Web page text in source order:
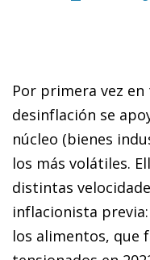
Por primera vez en
desinflación se
núcleo (bienes
los más volátiles.
distintas
inflacionista
los alimentos, que